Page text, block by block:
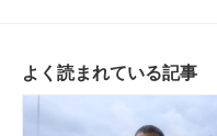
よく読まれている記事